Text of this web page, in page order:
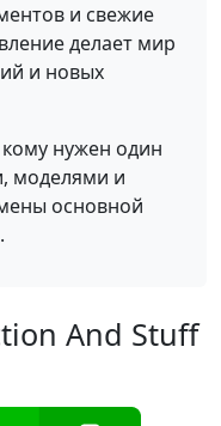
и свежие
делает мир
и новых
кому нужен один
моделями и
основной
And Stuff